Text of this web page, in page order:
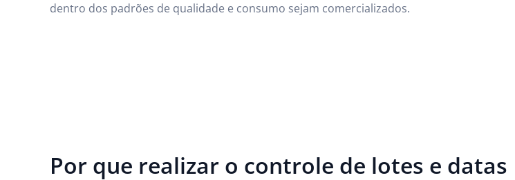
dentro dos padrões de qualidade e consumo sejam comercializados.
Por que realizar o controle de lotes e datas